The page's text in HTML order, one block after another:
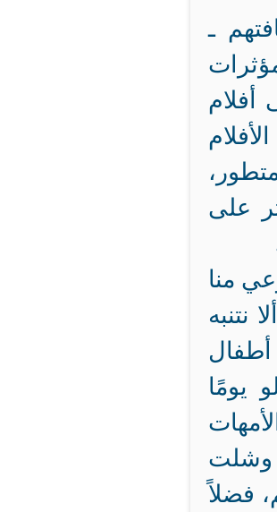
ـ
تشكل تلك 96% من مؤثرات
أفلام
على
منا
نتنبه
يومًا
وشلت
فضلاً